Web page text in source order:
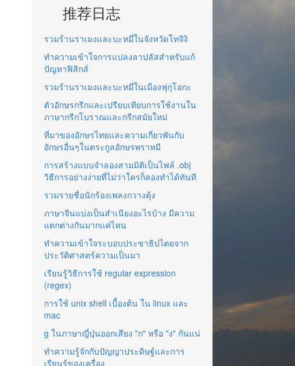
推荐日志
รวมร้านราเมงและบะหมี่ในจังหวัดโทจิงิ
ทำความเข้าใจการแปลงลาปลัสสำหรับแก้
ปัญหาฟิสิกส์
รวมร้านราเมงและบะหมี่ในเมืองฟุกุโอกะ
ตัวอักษรกรีกและเปรียบเทียบการใช้งานใน
ภาษากรีกโบราณและกรีกสมัยใหม่
ที่มาของอักษรไทยและความเกี่ยวพันกับ
อักษรอื่นๆในตระกูลอักษรพราหมี
การสร้างแบบจำลองสามมิติเป็นไฟล์ .obj
วิธีการอย่างง่ายที่ไม่ว่าใครก็ลองทำได้ทันที
รวมรายชื่อนักร้องเพลงกวางตุ้ง
ภาษาจีนแบ่งเป็นสำเนียงอะไรบ้าง มีความ
แตกต่างกันมากแค่ไหน
ทำความเข้าใจระบอบประชาธิปไตยจาก
ประวัติศาสตร์ความเป็นมา
เรียนรู้วิธีการใช้ regular expression
(regex)
การใช้ unix shell เบื้องต้น ใน linux และ
mac
g ในภาษาญี่ปุ่นออกเสียง "ก" หรือ "ง" กันแน่
ทำความรู้จักกับปัญญาประดิษฐ์และการ
เรียนรู้ของเครื่อง